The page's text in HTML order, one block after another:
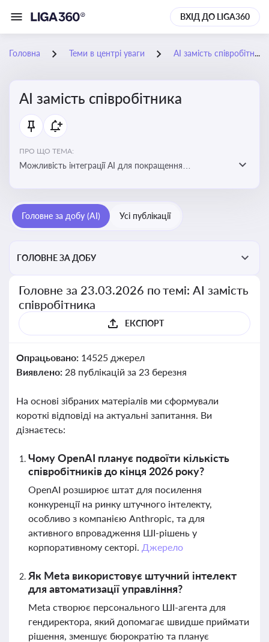
ВХІД ДО LIGA360
Головна Теми в центрі уваги АІ замість співробітника
АІ замість співробітника
ПРО ЩО ТЕМА:
Можливість інтеграції АІ для покращення
Головне за добу (AI) Усі публікації
ГОЛОВНЕ ЗА ДОБУ
Головне за 23.03.2026 по темі: АІ замість
співробітника
ЕКСПОРТ
Опрацьовано: 14525 джерел
Виявлено: 28 публікацій за 23 березня
На основі зібраних матеріалів ми сформували
короткі відповіді на актуальні запитання. Ви
дізнаєтесь:
Чому OpenAI планує подвоїти кількість
співробітників до кінця 2026 року?
OpenAI розширює штат для посилення
конкуренції на ринку штучного інтелекту,
особливо з компанією Anthropic, та для
активного впровадження ШІ-рішень у
корпоративному секторі. Джерело
Як Meta використовує штучний інтелект
для автоматизації управління?
Meta створює персонального ШІ-агента для
гендиректора, який допомагає швидше приймати
рішення, зменшує бюрократію та планує